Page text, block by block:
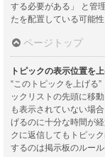
する必要がある」 と管
たを配置している可能
ページトップ
トピックの表示位置を
“このトピックを上げる
ックリストの先頭に移
も表示されていない場
げるのに十分な時間が
クに返信してもトピッ
するのは掲示板のルー